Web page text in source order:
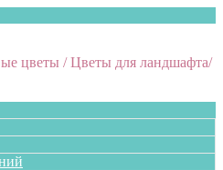
цветы / Цветы для ландшафта/